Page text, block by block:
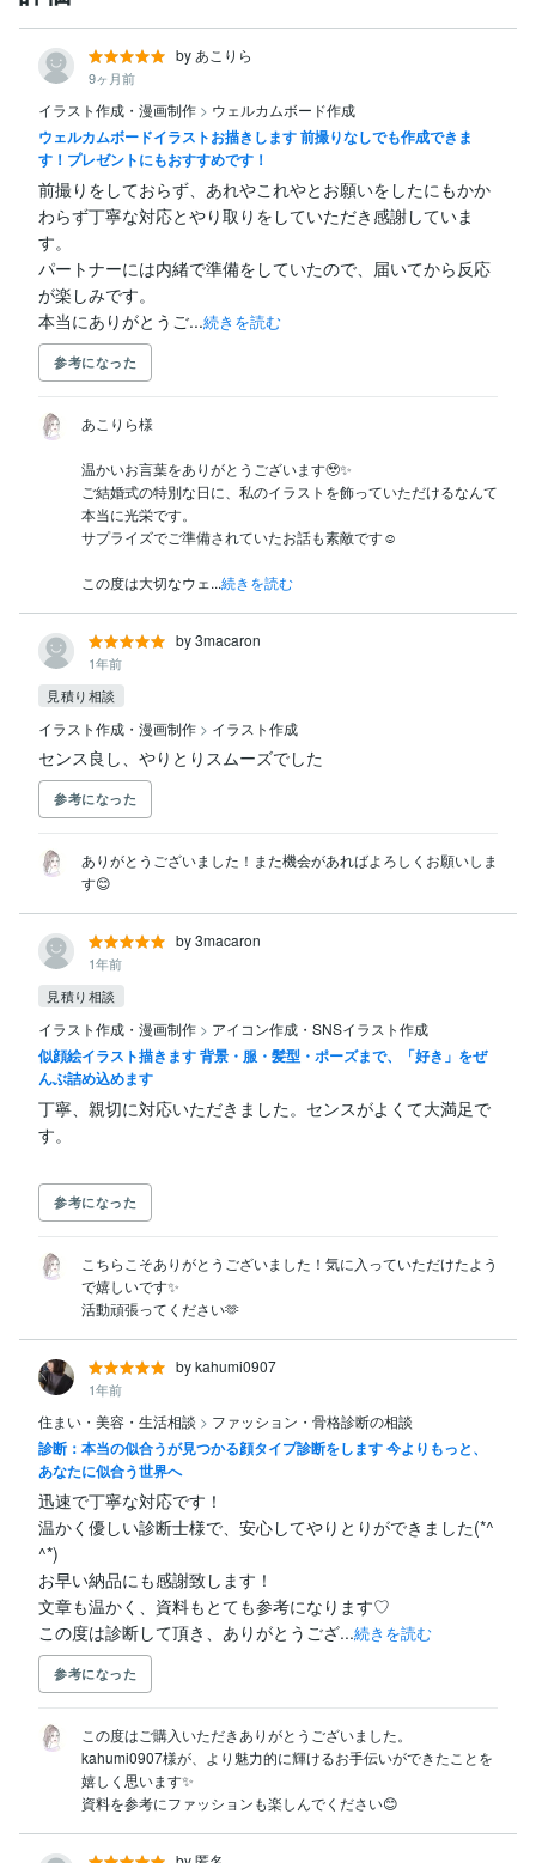
by あこりら
9ヶ月前
イラスト作成・漫画制作 > ウェルカムボード作成
ウェルカムボードイラストお描きします 前撮りなしでも作成できま
す！プレゼントにもおすすめです！
前撮りをしておらず、あれやこれやとお願いをしたにもかか
わらず丁寧な対応とやり取りをしていただき感謝していま
す。
パートナーには内緒で準備をしていたので、届いてから反応
が楽しみです。
本当にありがとうご...続きを読む
参考になった
あこりら様
温かいお言葉をありがとうございます🥹✨
ご結婚式の特別な日に、私のイラストを飾っていただけるなんて
本当に光栄です。
サプライズでご準備されていたお話も素敵です☺️
この度は大切なウェ...続きを読む
by 3macaron
1年前
見積り相談
イラスト作成・漫画制作 > イラスト作成
センス良し、やりとりスムーズでした
参考になった
ありがとうございました！また機会があればよろしくお願いしま
す😊
by 3macaron
1年前
見積り相談
イラスト作成・漫画制作 > アイコン作成・SNSイラスト作成
似顔絵イラスト描きます 背景・服・髪型・ポーズまで、「好き」をぜ
んぶ詰め込めます
丁寧、親切に対応いただきました。センスがよくて大満足で
参考になった
こちらこそありがとうございました！気に入っていただけたよう
で嬉しいです✨
活動頑張ってください🫶
by kahumi0907
1年前
住まい・美容・生活相談 > ファッション・骨格診断の相談
診断：本当の似合うが見つかる顔タイプ診断をします 今よりもっと、
あなたに似合う世界へ
迅速で丁寧な対応です！
温かく優しい診断士様で、安心してやりとりができました(*^
^*)
お早い納品にも感謝致します！
文章も温かく、資料もとても参考になります♡
この度は診断して頂き、ありがとうござ...続きを読む
参考になった
この度はご購入いただきありがとうございました。
kahumi0907様が、より魅力的に輝けるお手伝いができたことを
嬉しく思います✨
資料を参考にファッションも楽しんでください😊